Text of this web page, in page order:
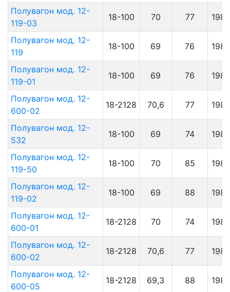
Полувагон мод. 12-
119-03
18-100 70 77 1985
Полувагон мод. 12-
119
18-100 69 76 1985
Полувагон мод. 12-
119-01
18-100 69 76 1985
Полувагон мод. 12-
600-02
18-2128 70,6 77 1985
Полувагон мод. 12-
532
18-100 69 74 1985
Полувагон мод. 12-
119-50
18-100 70 85 1985
Полувагон мод. 12-
119-02
18-100 69 88 1985
Полувагон мод. 12-
600-01
18-2128 70 74 1984
Полувагон мод. 12-
600-02
18-2128 70,6 77 1984
Полувагон мод. 12-
600-05
18-2128 69,3 88 1984